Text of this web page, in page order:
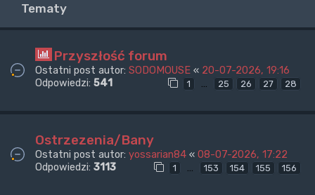
Tematy
Przyszłość forum
Ostatni post autor: SODOMOUSE « 20-07-2026, 19:16
Odpowiedzi: 541 1 … 25 26 27 28
Ostrzezenia/Bany
Ostatni post autor: yossarian84 « 08-07-2026, 17:22
Odpowiedzi: 3113 1 … 153 154 155 156